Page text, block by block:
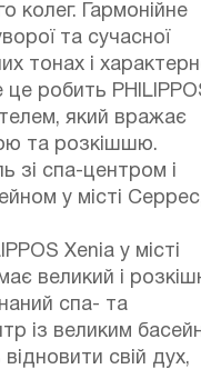
колег. Гармонійне
та сучасної
тонах і
це робить
який вражає
та розкішшю.
зі спа-центром і
у місті
Xenia у місті
великий і
спа- та
із великим
свій дух,